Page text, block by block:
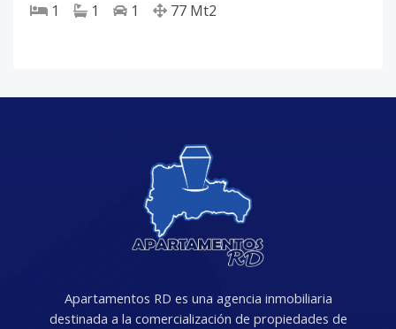
1 1 1 77 Mt2
Apartamentos RD es una agencia inmobiliaria
destinada a la comercialización de propiedades de